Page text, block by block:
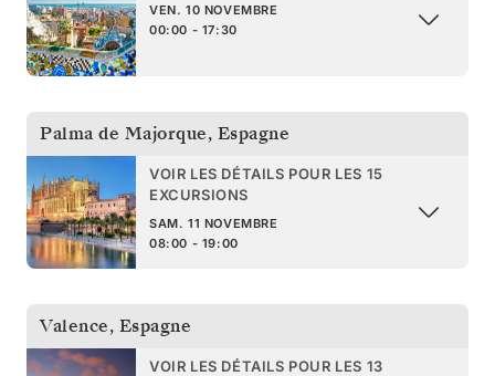
VEN. 10 NOVEMBRE
00:00 - 17:30
Palma de Majorque, Espagne
VOIR LES DÉTAILS POUR LES 15
EXCURSIONS
SAM. 11 NOVEMBRE
08:00 - 19:00
Valence, Espagne
VOIR LES DÉTAILS POUR LES 13